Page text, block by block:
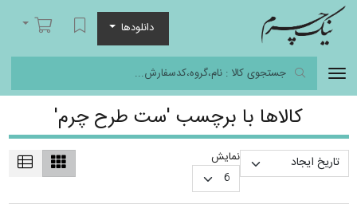
دانلودها
لیست مورد علاقه
سبد خرید
کالاها با برچسب 'ست طرح چرم'
نمایش